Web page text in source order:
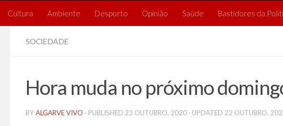
Cultura Ambiente Desporto Opinião Saúde Bastidores da
SOCIEDADE
Hora muda no próximo
BY ALGARVE VIVO · PUBLISHED 23 OUTUBRO, 2020 · UPDATED 22 OUTUBRO,